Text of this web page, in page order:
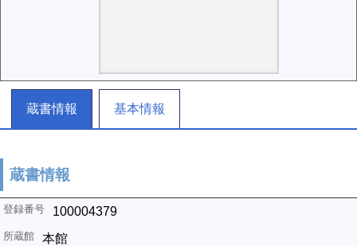
蔵書情報 基本情報
蔵書情報
100004379
本館